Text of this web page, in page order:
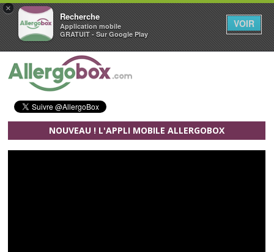
×
Recherche
Application mobile
GRATUIT - Sur Google Play
VOIR
Aller au contenu principal
NOUVEAU ! L'APPLI MOBILE ALLERGOBOX